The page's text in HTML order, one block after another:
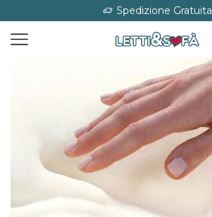
Spedizione Gratuita